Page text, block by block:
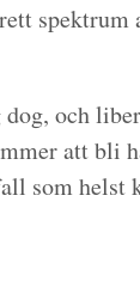
dog, och
att bli
som helst